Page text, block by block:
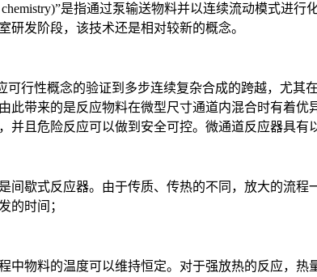
是指通过泵输送物料并以连续流动模式进
发阶段，该技术还是相对较新的概念。
行性概念的验证到多步连续复杂合成的跨越，尤其
带来的是反应物料在微型尺寸通道内混合时有着优
且危险反应可以做到安全可控。微通道反应器具有
歇式反应器。由于传质、传热的不同，放大的流程
的时间；
物料的温度可以维持恒定。对于强放热的反应，热